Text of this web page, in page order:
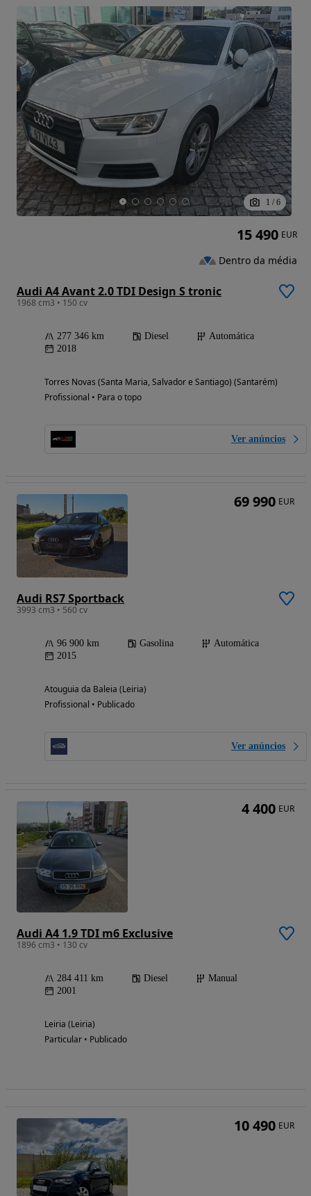
1 / 6
Audi A4 Avant 2.0 TDI Design S tronic
1968 cm3 • 150 cv
277 346 km Diesel
Automática
2018
Torres Novas (Santa Maria, Salvador e Santiago) (Santarém)
Profissional • Para o topo
Ver anúncios
15 490 EUR
Dentro da média
Audi RS7 Sportback
3993 cm3 • 560 cv
96 900 km Gasolina
Automática
2015
Atouguia da Baleia (Leiria)
Profissional • Publicado
Ver anúncios
69 990 EUR
Audi A4 1.9 TDI m6 Exclusive
1896 cm3 • 130 cv
284 411 km Diesel
Manual
2001
Leiria (Leiria)
Particular • Publicado
4 400 EUR
10 490 EUR